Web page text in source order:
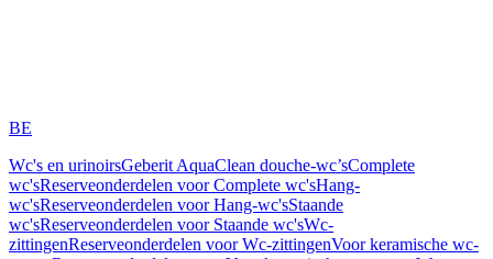
BE
Wc's en urinoirsGeberit AquaClean douche-wc’sComplete
wc'sReserveonderdelen voor Complete wc'sHang-
wc'sReserveonderdelen voor Hang-wc'sStaande
wc'sReserveonderdelen voor Staande wc'sWc-
zittingenReserveonderdelen voor Wc-zittingenVoor keramische wc-